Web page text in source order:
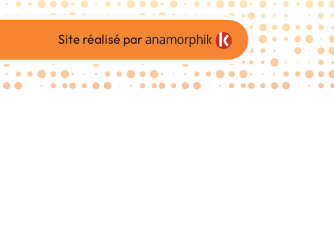
Site réalisé par